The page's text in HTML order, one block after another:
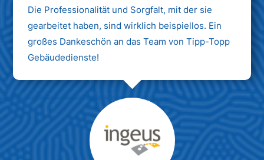
Die Professionalität und Sorgfalt, mit der sie
gearbeitet haben, sind wirklich beispiellos. Ein
großes Dankeschön an das Team von Tipp-Topp
Gebäudedienste!